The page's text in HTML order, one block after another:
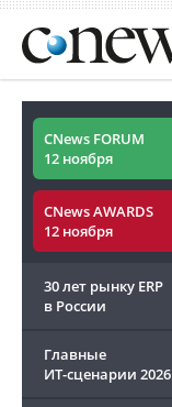
CNews FORUM
12 ноября
CNews AWARDS
12 ноября
30 лет рынку ERP
в России
Главные
ИТ-сценарии 2026